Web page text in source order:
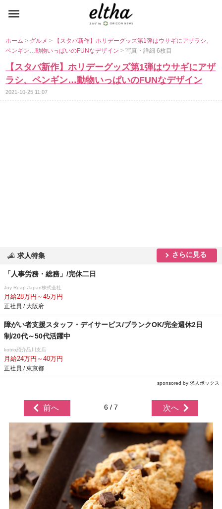
ホーム> グルメ>
【スタバ新作】ホリデーグッズ第1弾はウサギにアザラシ、
ペンギン…動物いっぱいのFUNなデザイン> 写真・詳細 6枚目
【スタバ新作】ホリデーグッズ第1弾はウサギにアザ
ラシ、ペンギン…動物いっぱいのFUNなデザイン
2021-10-25 11:07
求人特集 さらに見る
「人事労務・総務」/完休二日
Joy Reap Japan株式会社
月給28万円～45万円
正社員 / 大阪府
障がい者支援スタッフ・デイサービス/ブランクOK/完全週休2日
制/20代～50代活躍中
kotrio紹介品川支店
月給24万円～40万円
正社員 / 東京都
sponsored by 求人ボックス
前へ 6 / 7 次へ